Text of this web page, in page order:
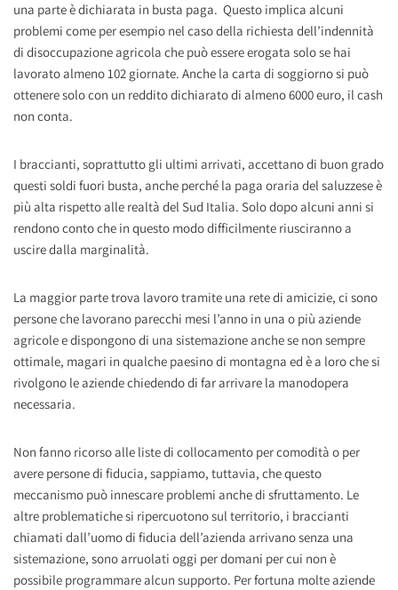
una parte è dichiarata in busta paga. Questo implica alcuni
problemi come per esempio nel caso della richiesta dell’indennità
di disoccupazione agricola che può essere erogata solo se hai
lavorato almeno 102 giornate. Anche la carta di soggiorno si può
ottenere solo con un reddito dichiarato di almeno 6000 euro, il cash
non conta.
I braccianti, soprattutto gli ultimi arrivati, accettano di buon grado
questi soldi fuori busta, anche perché la paga oraria del saluzzese è
più alta rispetto alle realtà del Sud Italia. Solo dopo alcuni anni si
rendono conto che in questo modo difficilmente riusciranno a
uscire dalla marginalità.
La maggior parte trova lavoro tramite una rete di amicizie, ci sono
persone che lavorano parecchi mesi l’anno in una o più aziende
agricole e dispongono di una sistemazione anche se non sempre
ottimale, magari in qualche paesino di montagna ed è a loro che si
rivolgono le aziende chiedendo di far arrivare la manodopera
necessaria.
Non fanno ricorso alle liste di collocamento per comodità o per
avere persone di fiducia, sappiamo, tuttavia, che questo
meccanismo può innescare problemi anche di sfruttamento. Le
altre problematiche si ripercuotono sul territorio, i braccianti
chiamati dall’uomo di fiducia dell’azienda arrivano senza una
sistemazione, sono arruolati oggi per domani per cui non è
possibile programmare alcun supporto. Per fortuna molte aziende